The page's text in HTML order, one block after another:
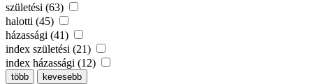
születési (63)
halotti (45)
házassági (41)
index születési (21)
index házassági (12)
több kevesebb